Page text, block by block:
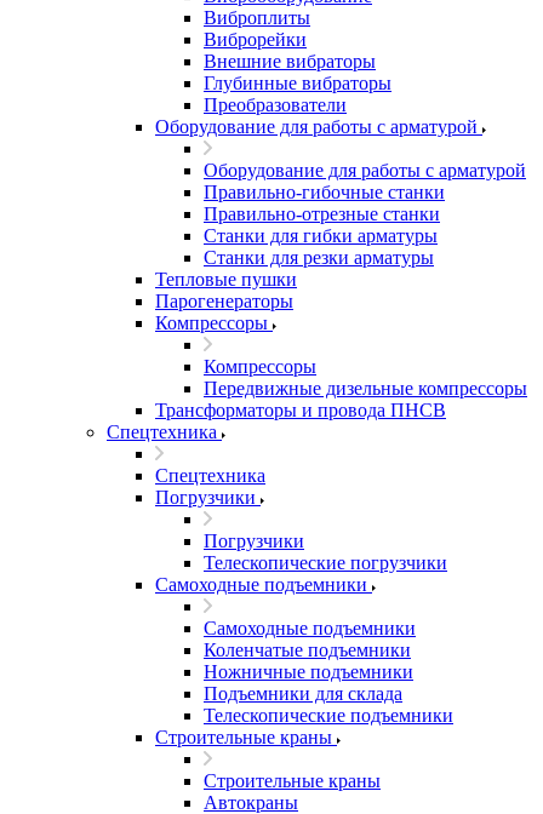
Виброплиты
Виброрейки
Внешние вибраторы
Глубинные вибраторы
Преобразователи
Оборудование для работы с арматурой
Оборудование для работы с арматурой
Правильно-гибочные станки
Правильно-отрезные станки
Станки для гибки арматуры
Станки для резки арматуры
Тепловые пушки
Парогенераторы
Компрессоры
Компрессоры
Передвижные дизельные компрессоры
Трансформаторы и провода ПНСВ
Спецтехника
Спецтехника
Погрузчики
Погрузчики
Телескопические погрузчики
Самоходные подъемники
Самоходные подъемники
Коленчатые подъемники
Ножничные подъемники
Подъемники для склада
Телескопические подъемники
Строительные краны
Строительные краны
Автокраны